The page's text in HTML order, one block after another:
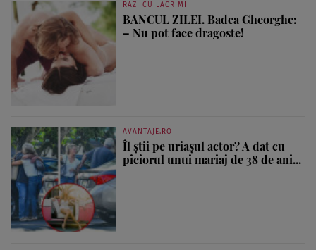
RAZI CU LACRIMI
BANCUL ZILEI. Badea Gheorghe:
– Nu pot face dragoste!
AVANTAJE.RO
Îl știi pe uriașul actor? A dat cu
piciorul unui mariaj de 38 de ani...